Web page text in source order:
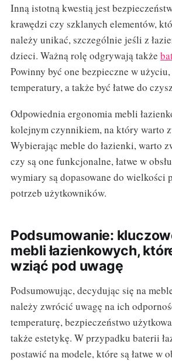
Inną istotną kwestią jest
krawędzi czy szklanych elementów,
należy unikać, szczególnie jeśli z
dzieci. Ważną rolę odgrywają także
Powinny być one bezpieczne w
temperatury, a także być łatwe do
Odpowiednia ergonomia mebli
kolejnym czynnikiem, na który warto
Wybierając meble do łazienki, warto
czy są one funkcjonalne, łatwe w
wymiary są dopasowane do wielkości
potrzeb użytkowników.
Podsumowanie:
mebli łazienkowych,
wziąć pod uwagę
Podsumowując, decydując się na
należy zwrócić uwagę na ich
temperaturę, bezpieczeństwo
także estetykę. W przypadku baterii
postawić na modele, które są łatwe w